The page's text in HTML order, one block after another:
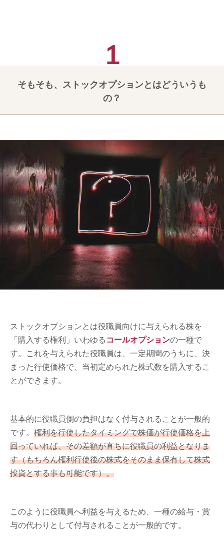
そもそも、ストックオプションとはどういうも
の？
ストックオプションとは役職員向けに与えられる株を
「購入する権利」いわゆる コールオプションの一種で
す。これを与えられた役職員は、一定期間のうちに、決
まった行使価格で、当初定められた株式数を購入するこ
とができます。
基本的に役職員側の負担はなく付与されることが一般的
です。 権利を行使したタイミングで株価が行使価格を上
回っていれば、その差額が直ちに役職員の利益となりま
す（もちろん権利行使後の株式をそのまま保有して株式
投資とする事も可能です）。
このように役職員へ利益を与えるため、一種の給与・賞
与の代わりとして付与されることが一般的です。